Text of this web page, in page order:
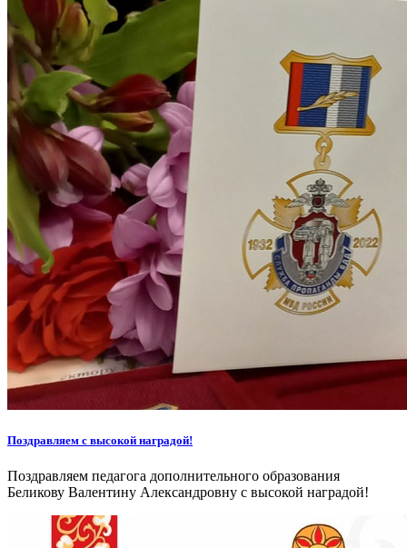
Поздравляем с высокой наградой!
Поздравляем педагога дополнительного образования
Беликову Валентину Александровну с высокой наградой!